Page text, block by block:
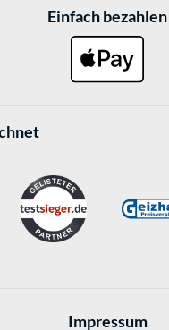
Einfach bezahlen
Impressum